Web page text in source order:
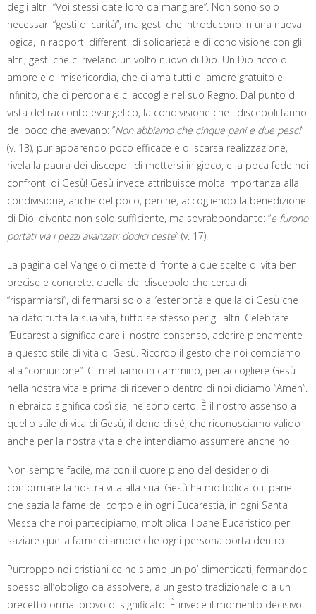
degli altri. “Voi stessi date loro da mangiare”. Non sono solo
necessari “gesti di carità”, ma gesti che introducono in una nuova
logica, in rapporti differenti di solidarietà e di condivisione con gli
altri; gesti che ci rivelano un volto nuovo di Dio. Un Dio ricco di
amore e di misericordia, che ci ama tutti di amore gratuito e
infinito, che ci perdona e ci accoglie nel suo Regno. Dal punto di
vista del racconto evangelico, la condivisione che i discepoli fanno
del poco che avevano: “Non abbiamo che cinque pani e due pesci”
(v. 13), pur apparendo poco efficace e di scarsa realizzazione,
rivela la paura dei discepoli di mettersi in gioco, e la poca fede nei
confronti di Gesù! Gesù invece attribuisce molta importanza alla
condivisione, anche del poco, perché, accogliendo la benedizione
di Dio, diventa non solo sufficiente, ma sovrabbondante: “e furono
portati via i pezzi avanzati: dodici ceste” (v. 17).
La pagina del Vangelo ci mette di fronte a due scelte di vita ben
precise e concrete: quella del discepolo che cerca di
“risparmiarsi”, di fermarsi solo all’esteriorità e quella di Gesù che
ha dato tutta la sua vita, tutto se stesso per gli altri. Celebrare
l’Eucarestia significa dare il nostro consenso, aderire pienamente
a questo stile di vita di Gesù. Ricordo il gesto che noi compiamo
alla “comunione”. Ci mettiamo in cammino, per accogliere Gesù
nella nostra vita e prima di riceverlo dentro di noi diciamo “Amen”.
In ebraico significa così sia, ne sono certo. È il nostro assenso a
quello stile di vita di Gesù, il dono di sé, che riconosciamo valido
anche per la nostra vita e che intendiamo assumere anche noi!
Non sempre facile, ma con il cuore pieno del desiderio di
conformare la nostra vita alla sua. Gesù ha moltiplicato il pane
che sazia la fame del corpo e in ogni Eucarestia, in ogni Santa
Messa che noi partecipiamo, moltiplica il pane Eucaristico per
saziare quella fame di amore che ogni persona porta dentro.
Purtroppo noi cristiani ce ne siamo un po’ dimenticati, fermandoci
spesso all’obbligo da assolvere, a un gesto tradizionale o a un
precetto ormai provo di significato. È invece il momento decisivo